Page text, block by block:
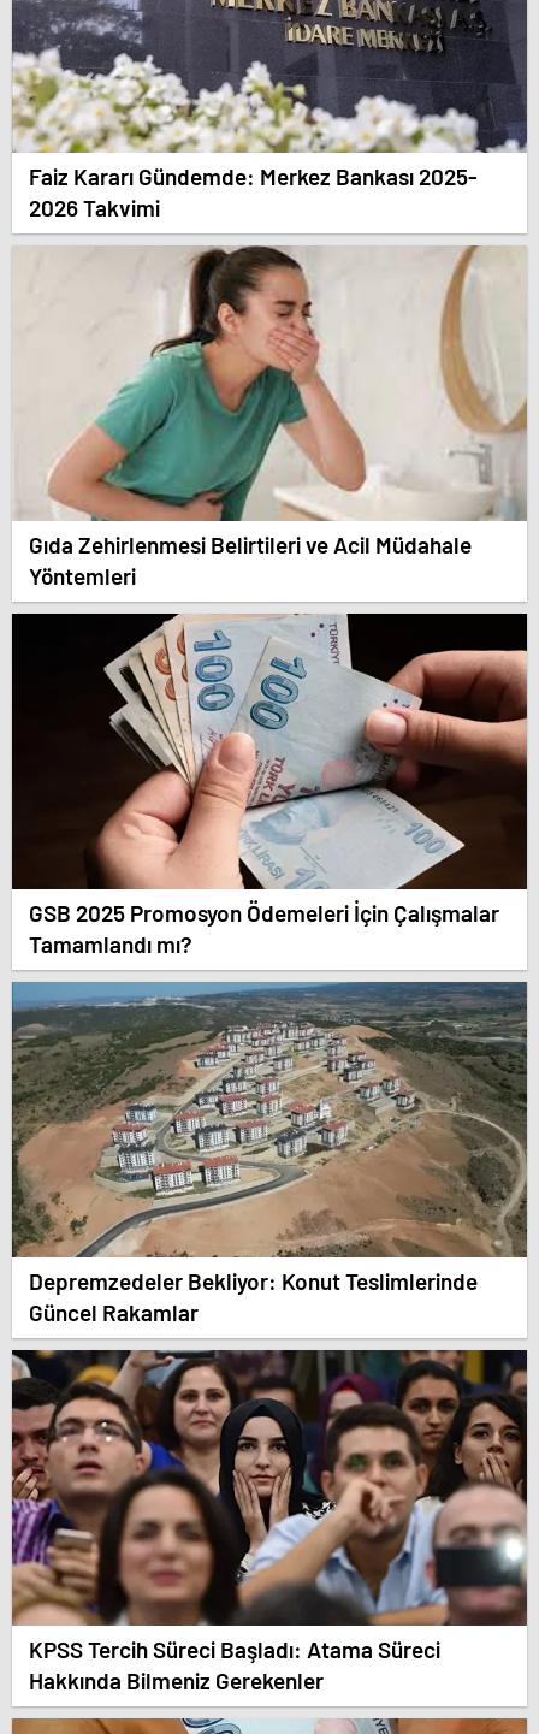
Faiz Kararı Gündemde: Merkez Bankası 2025-
2026 Takvimi
Gıda Zehirlenmesi Belirtileri ve Acil Müdahale
Yöntemleri
GSB 2025 Promosyon Ödemeleri İçin Çalışmalar
Tamamlandı mı?
Depremzedeler Bekliyor: Konut Teslimlerinde
Güncel Rakamlar
KPSS Tercih Süreci Başladı: Atama Süreci
Hakkında Bilmeniz Gerekenler